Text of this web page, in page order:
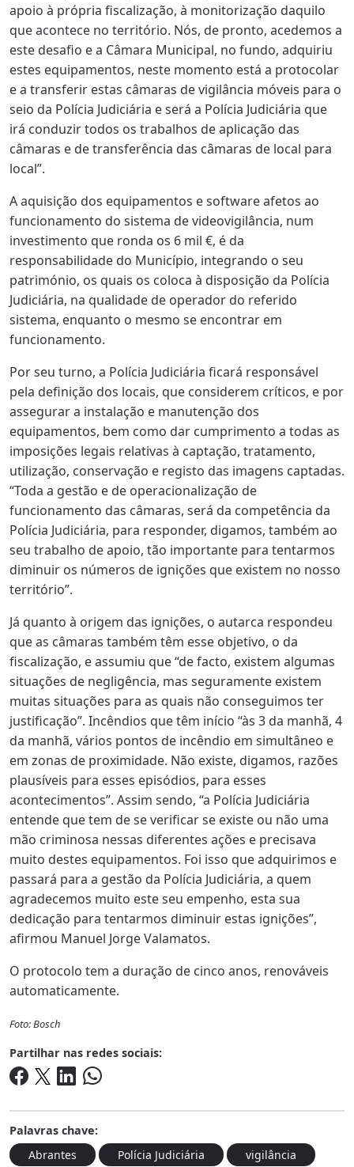
apoio à própria fiscalização, à monitorização daquilo
que acontece no território. Nós, de pronto, acedemos a
este desafio e a Câmara Municipal, no fundo, adquiriu
estes equipamentos, neste momento está a protocolar
e a transferir estas câmaras de vigilância móveis para o
seio da Polícia Judiciária e será a Polícia Judiciária que
irá conduzir todos os trabalhos de aplicação das
câmaras e de transferência das câmaras de local para
local”.
A aquisição dos equipamentos e software afetos ao
funcionamento do sistema de videovigilância, num
investimento que ronda os 6 mil €, é da
responsabilidade do Município, integrando o seu
património, os quais os coloca à disposição da Polícia
Judiciária, na qualidade de operador do referido
sistema, enquanto o mesmo se encontrar em
funcionamento.
Por seu turno, a Polícia Judiciária ficará responsável
pela definição dos locais, que considerem críticos, e por
assegurar a instalação e manutenção dos
equipamentos, bem como dar cumprimento a todas as
imposições legais relativas à captação, tratamento,
utilização, conservação e registo das imagens captadas.
“Toda a gestão e de operacionalização de
funcionamento das câmaras, será da competência da
Polícia Judiciária, para responder, digamos, também ao
seu trabalho de apoio, tão importante para tentarmos
diminuir os números de ignições que existem no nosso
território”.
Já quanto à origem das ignições, o autarca respondeu
que as câmaras também têm esse objetivo, o da
fiscalização, e assumiu que “de facto, existem algumas
situações de negligência, mas seguramente existem
muitas situações para as quais não conseguimos ter
justificação”. Incêndios que têm início “às 3 da manhã, 4
da manhã, vários pontos de incêndio em simultâneo e
em zonas de proximidade. Não existe, digamos, razões
plausíveis para esses episódios, para esses
acontecimentos”. Assim sendo, “a Polícia Judiciária
entende que tem de se verificar se existe ou não uma
mão criminosa nessas diferentes ações e precisava
muito destes equipamentos. Foi isso que adquirimos e
passará para a gestão da Polícia Judiciária, a quem
agradecemos muito este seu empenho, esta sua
dedicação para tentarmos diminuir estas ignições”,
afirmou Manuel Jorge Valamatos.
O protocolo tem a duração de cinco anos, renováveis
automaticamente.
Foto: Bosch
Partilhar nas redes sociais:
Palavras chave:
Abrantes
Polícia Judiciária vigilância